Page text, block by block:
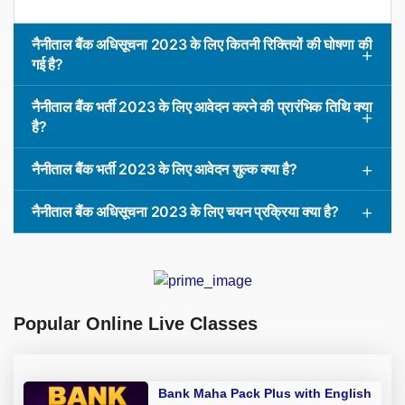
नैनीताल बैंक अधिसूचना 2023 के लिए कितनी रिक्तियों की घोषणा की
गई है?
नैनीताल बैंक भर्ती 2023 के लिए आवेदन करने की प्रारंभिक तिथि क्या
है?
नैनीताल बैंक भर्ती 2023 के लिए आवेदन शुल्क क्या है?
नैनीताल बैंक अधिसूचना 2023 के लिए चयन प्रक्रिया क्या है?
Popular Online Live Classes
Bank Maha Pack Plus with English